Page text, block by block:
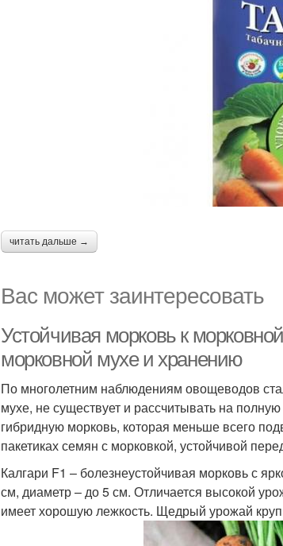
читать дальше →
Вас может заинтересовать
Устойчивая морковь к
морковной мухе и хранению
По многолетним наблюдениям овощеводов
мухе, не существует и рассчитывать на
гибридную морковь, которая меньше всего
пакетиках семян с морковкой, устойчивой
Калгари F1 – болезнеустойчивая морковь с
см, диаметр – до 5 см. Отличается высокой
имеет хорошую лежкость. Щедрый урожай